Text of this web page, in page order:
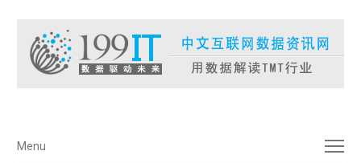
菜单
Menu